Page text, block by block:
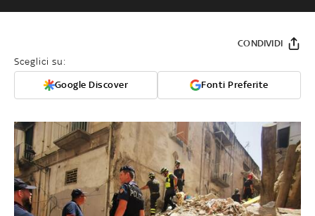
Sceglici su:
Google Discover Fonti Preferite
CONDIVIDI